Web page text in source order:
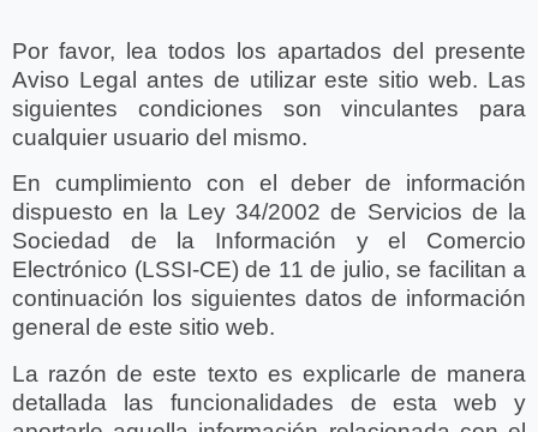
Por favor, lea todos los apartados del presente
Aviso Legal antes de utilizar este sitio web. Las
siguientes condiciones son vinculantes para
cualquier usuario del mismo.
En cumplimiento con el deber de información
dispuesto en la Ley 34/2002 de Servicios de la
Sociedad de la Información y el Comercio
Electrónico (LSSI-CE) de 11 de julio, se facilitan a
continuación los siguientes datos de información
general de este sitio web.
La razón de este texto es explicarle de manera
detallada las funcionalidades de esta web y